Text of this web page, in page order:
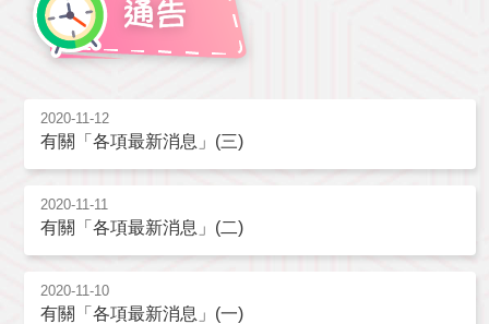
2020-11-12
有關「各項最新消息」(三)
2020-11-11
有關「各項最新消息」(二)
2020-11-10
有關「各項最新消息」(一)